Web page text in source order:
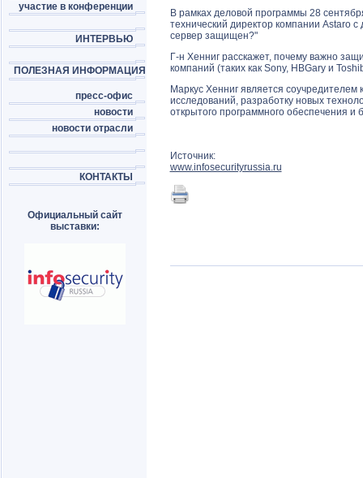
участие в конференции
ИНТЕРВЬЮ
ПОЛЕЗНАЯ ИНФОРМАЦИЯ
пресс-офис
новости
новости отрасли
КОНТАКТЫ
Официальный сайт
выставки:
В рамках деловой программы 28
технический директор компании Astaro
сервер защищен?"
Г-н Хенниг расскажет, почему важно
компаний (таких как Sony, HBGary и
Маркус Хенниг является
исследований, разработку новых
открытого программного обеспечения и
Источник:
www.infosecurityrussia.ru